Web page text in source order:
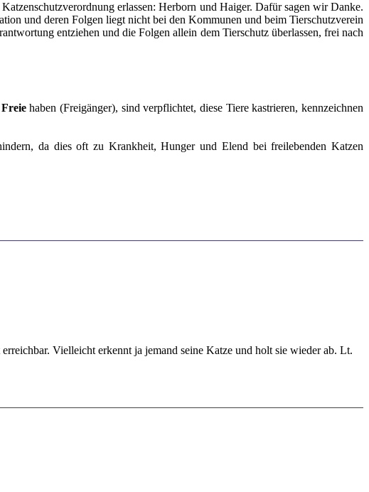
erlassen: Herborn und Haiger. Dafür sagen wir Danke.
und deren Folgen liegt nicht bei den Kommunen und beim Tierschutzverein
entziehen und die Folgen allein dem Tierschutz überlassen, frei nach
haben (Freigänger), sind verpflichtet, diese Tiere kastrieren, kennzeichnen
da dies oft zu Krankheit, Hunger und Elend bei freilebenden Katzen
Vielleicht erkennt ja jemand seine Katze und holt sie wieder ab. Lt.